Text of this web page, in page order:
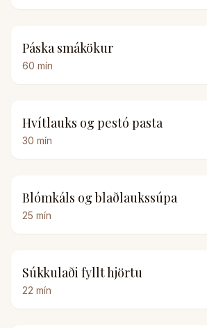
Páska smákökur
60 mín
Hvítlauks og pestó pasta
30 mín
Blómkáls og blaðlaukssúpa
25 mín
Súkkulaði fyllt hjörtu
22 mín